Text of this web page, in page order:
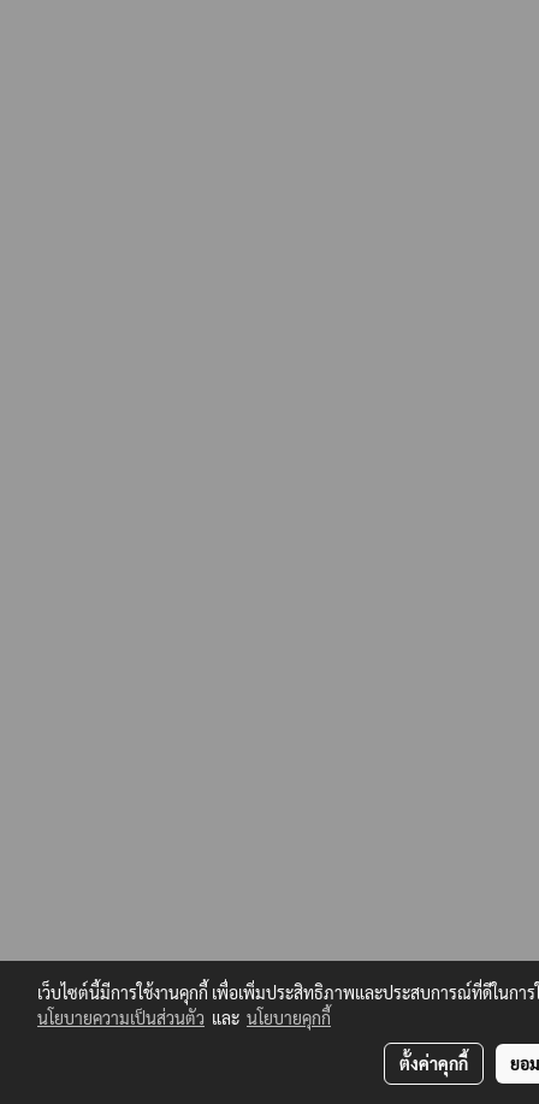
เว็บไซต์นี้มีการใช้งานคุกกี้ เพื่อเพิ่มประสิทธิภาพและประสบการณ์ที่ดีในกา
นโยบายความเป็นส่วนตัว และ นโยบายคุกกี้
ตั้งค่าคุกกี้ ยอ